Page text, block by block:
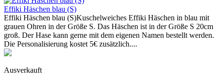
Effiki Häschen blau (S)
Effiki Häschen blau (S)Kuschelweiches Effiki Häschen in blau mit
grauen Ohren in der Größe S. Das Häschen ist in der Größe S 20cm
groß. Der Hase kann gerne mit dem eigenen Namen bestellt werden.
Die Personalisierung kostet 5€ zusätzlich....
Ausverkauft